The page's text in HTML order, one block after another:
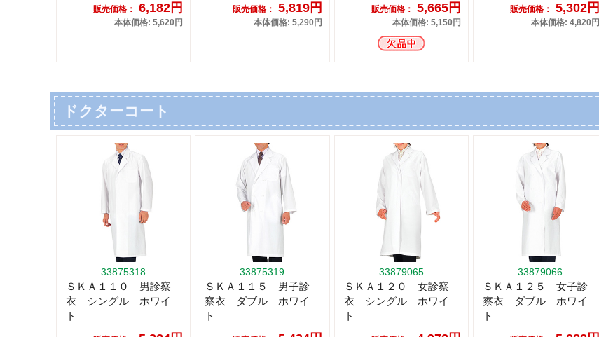
販売価格： 6,182円
本体価格: 5,620円
販売価格： 5,819円
本体価格: 5,290円
販売価格： 5,665円
本体価格: 5,150円
販売価格： 5,302円
本体価格: 4,820円
ドクターコート
33875318
ＳＫＡ１１０ 男診察
衣 シングル ホワイ
ト
33875319
ＳＫＡ１１５ 男子診
察衣 ダブル ホワイ
ト
33879065
ＳＫＡ１２０ 女診察
衣 シングル ホワイ
ト
33879066
ＳＫＡ１２５ 女子診
察衣 ダブル ホワイ
ト